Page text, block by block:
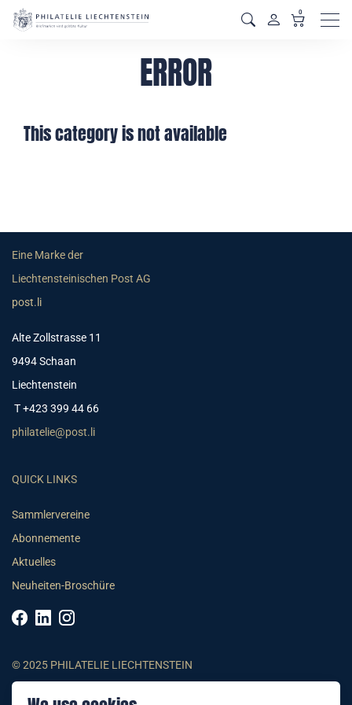
0
ERROR
This category is not available
Eine Marke der
Liechtensteinischen Post AG
post.li
Alte Zollstrasse 11
9494 Schaan
Liechtenstein
T +423 399 44 66
philatelie@post.li
QUICK LINKS
Sammlervereine
Abonnemente
Aktuelles
Neuheiten-Broschüre
© 2025 PHILATELIE LIECHTENSTEIN
AGB